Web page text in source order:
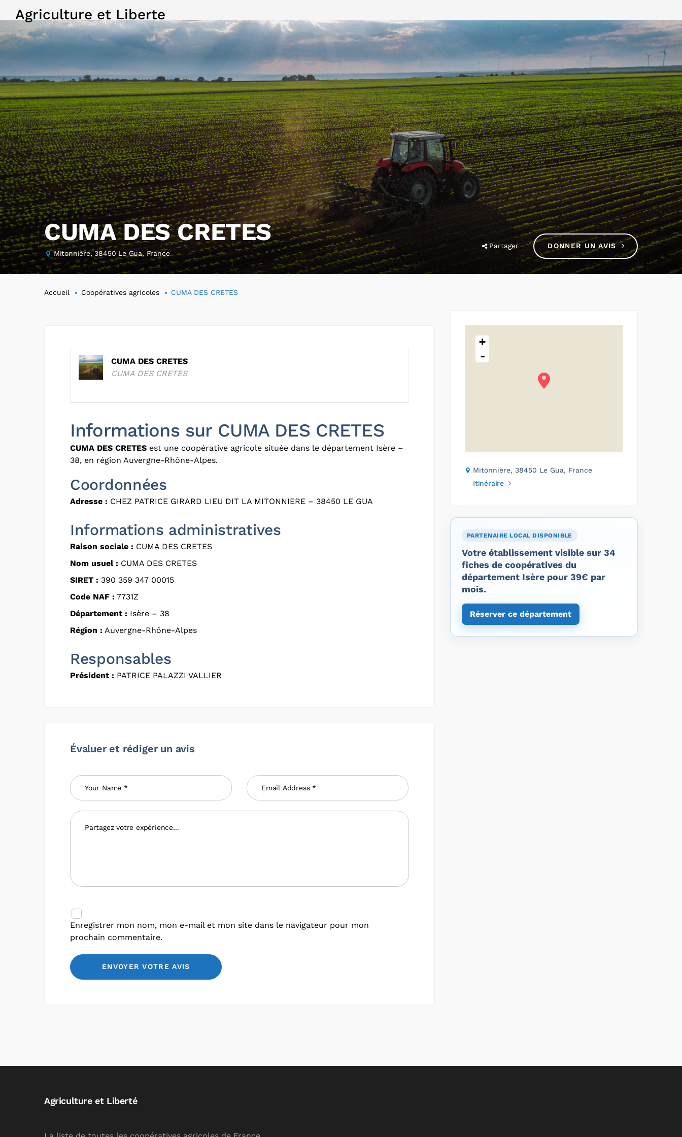
Agriculture et Liberte
CUMA DES CRETES
Mitonnière, 38450 Le Gua, France
Partager DONNER UN AVIS
Accueil Coopératives agricoles CUMA DES CRETES
CUMA DES CRETES
CUMA DES CRETES
Informations sur CUMA DES CRETES
CUMA DES CRETES est une coopérative agricole située dans le département Isère –
38, en région Auvergne-Rhône-Alpes.
Coordonnées
Adresse : CHEZ PATRICE GIRARD LIEU DIT LA MITONNIERE – 38450 LE GUA
Informations administratives
Raison sociale : CUMA DES CRETES
Nom usuel : CUMA DES CRETES
SIRET : 390 359 347 00015
Code NAF : 7731Z
Département : Isère – 38
Région : Auvergne-Rhône-Alpes
Responsables
Président : PATRICE PALAZZI VALLIER
Évaluer et rédiger un avis
Enregistrer mon nom, mon e-mail et mon site dans le navigateur pour mon
prochain commentaire.
+
-
Mitonnière, 38450 Le Gua, France
Itinéraire
PARTENAIRE LOCAL DISPONIBLE
Votre établissement visible sur 34
fiches de coopératives du
département Isère pour 39€ par
mois.
Réserver ce département
Agriculture et Liberté